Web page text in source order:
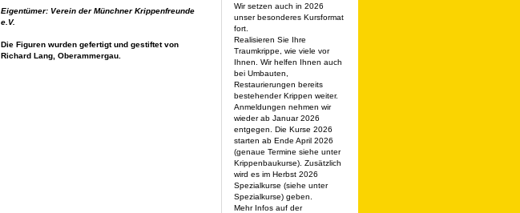
Eigentümer: Verein der Münchner Krippenfreunde
e.V.
Die Figuren wurden gefertigt und gestiftet von
Richard Lang, Oberammergau.
Wir setzen auch in 2026
unser besonderes Kursformat
fort.
Realisieren Sie Ihre
Traumkrippe, wie viele vor
Ihnen. Wir helfen Ihnen auch
bei Umbauten,
Restaurierungen bereits
bestehender Krippen weiter.
Anmeldungen nehmen wir
wieder ab Januar 2026
entgegen. Die Kurse 2026
starten ab Ende April 2026
(genaue Termine siehe unter
Krippenbaukurse). Zusätzlich
wird es im Herbst 2026
Spezialkurse (siehe unter
Spezialkurse) geben.
Mehr Infos auf der